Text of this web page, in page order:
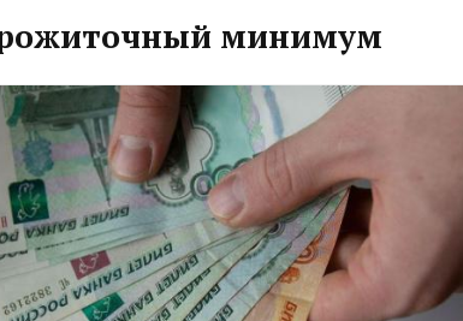
минимум